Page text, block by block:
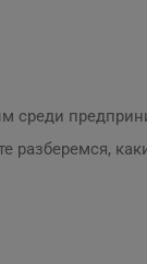
среди
разберемся,